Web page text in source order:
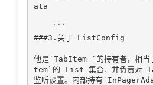
ata
###3.关于 ListConfig
他是`TabItem `的持有者，相当
tem`的 List 集合，并负责对
监听设置。内部持有